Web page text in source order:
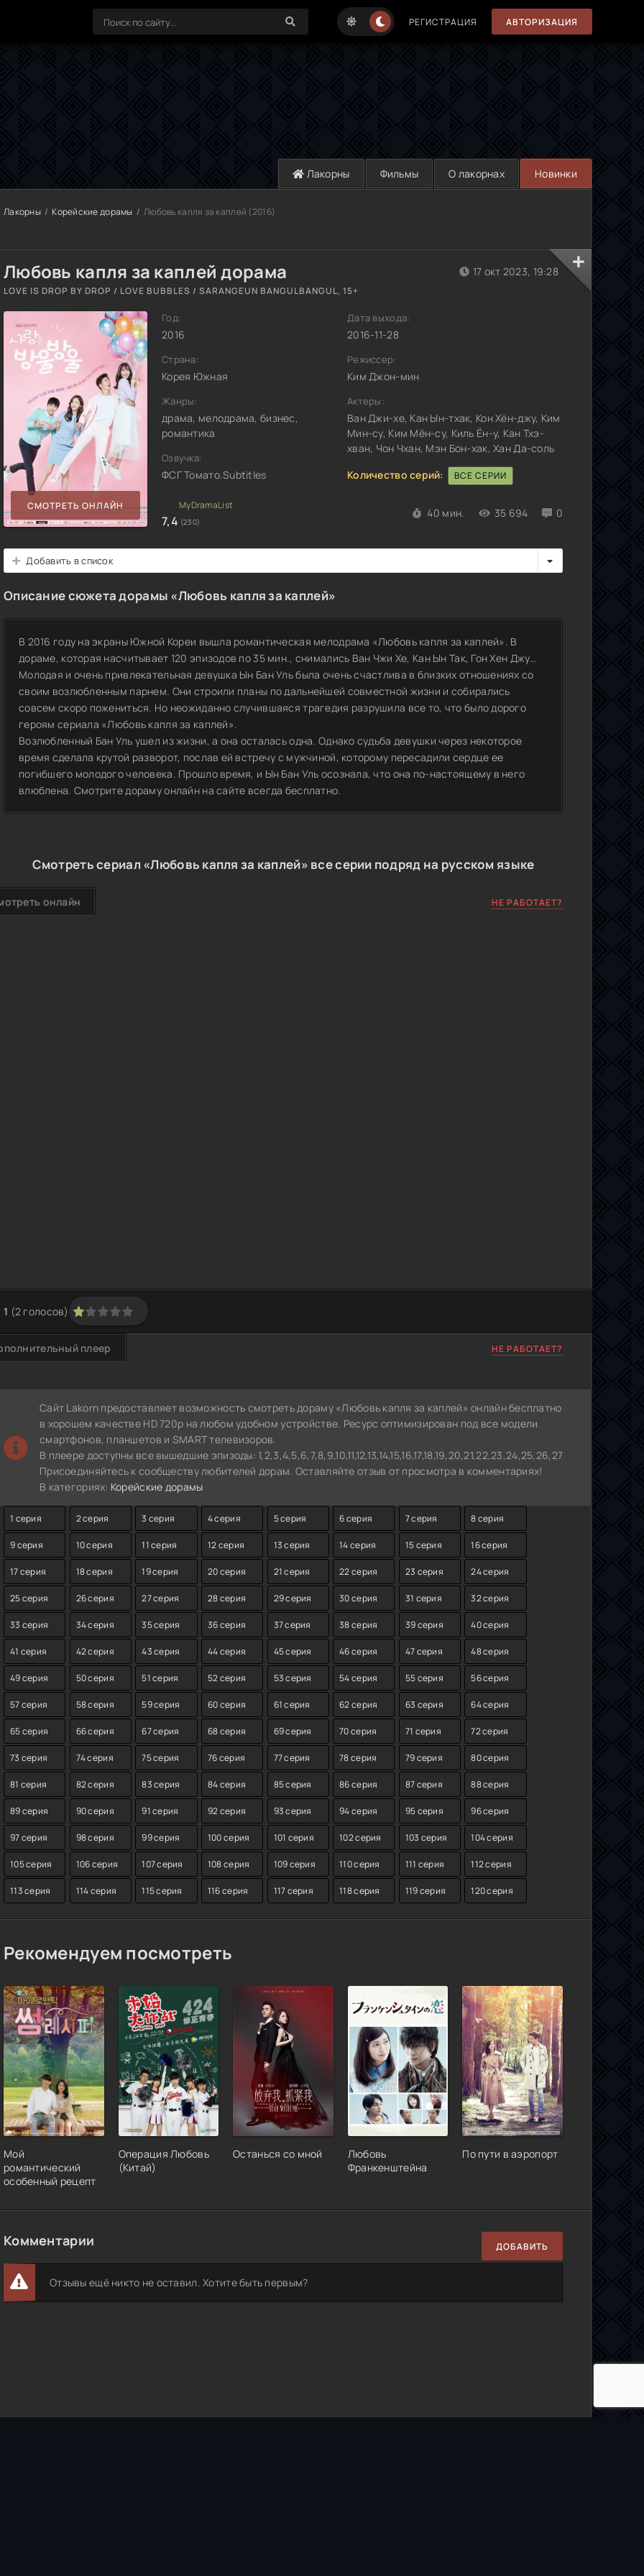
РЕГИСТРАЦИЯ АВТОРИЗАЦИЯ
Лакорны Фильмы О лакорнах Новинки
Лакорны Корейские дорамы Любовь капля за каплей (2016)
Любовь капля за каплей дорама
LOVE IS DROP BY DROP / LOVE BUBBLES / SARANGEUN BANGULBANGUL, 15+
СМОТРЕТЬ ОНЛАЙН
Год:
2016
Страна:
Корея Южная
Жанры:
драма, мелодрама, бизнес,
романтика
Озвучка:
ФСГ Томато.Subtitles
7,4 (230)
40 мин. 35 694 0
17 окт 2023, 19:28
Дата выхода:
2016-11-28
Режиссер:
Ким Джон-мин
Актеры:
Ван Джи-хе, Кан Ын-тхак, Кон Хён-джу, Ким
Мин-су, Ким Мён-су, Киль Ён-у, Кан Тхэ-
хван, Чон Чхан, Мэн Бон-хак, Хан Да-соль
Количество серий:
ВСЕ СЕРИИ
Добавить в список
Описание сюжета дорамы «Любовь капля за каплей»
В 2016 году на экраны Южной Кореи вышла романтическая мелодрама «Любовь капля за каплей». В
дораме, которая насчитывает 120 эпизодов по 35 мин., снимались Ван Чжи Хе, Кан Ын Так, Гон Хен Джу…
Молодая и очень привлекательная девушка Ын Бан Уль была очень счастлива в близких отношениях со
своим возлюбленным парнем. Они строили планы по дальнейшей совместной жизни и собирались
совсем скоро пожениться. Но неожиданно случившаяся трагедия разрушила все то, что было дорого
героям сериала «Любовь капля за каплей».
Возлюбленный Бан Уль ушел из жизни, а она осталась одна. Однако судьба девушки через некоторое
время сделала крутой разворот, послав ей встречу с мужчиной, которому пересадили сердце ее
погибшего молодого человека. Прошло время, и Ын Бан Уль осознала, что она по-настоящему в него
влюблена. Смотрите дораму онлайн на сайте всегда бесплатно.
Смотреть сериал «Любовь капля за каплей» все серии подряд на русском языке
онлайн НЕ РАБОТАЕТ?
1 (2 голосов)
1 2 3 4 5
плеер НЕ РАБОТАЕТ?
Сайт Lakorn предоставляет возможность смотреть дораму «Любовь капля за каплей» онлайн бесплатно
в хорошем качестве HD 720p на любом удобном устройстве. Ресурс оптимизирован под все модели
смартфонов, планшетов и SMART телевизоров.
В плеере доступны все вышедшие эпизоды:
Присоединяйтесь к сообществу любителей дорам. Оставляйте отзыв от просмотра в комментариях!
В категориях: Корейские дорамы
1 серия 2 серия 3 серия 4 серия 5 серия 6 серия 7 серия 8 серия
9 серия 10 серия 11 серия 12 серия 13 серия 14 серия 15 серия 16 серия
17 серия 18 серия 19 серия 20 серия 21 серия 22 серия 23 серия 24 серия
25 серия 26 серия 27 серия 28 серия 29 серия 30 серия 31 серия 32 серия
33 серия 34 серия 35 серия 36 серия 37 серия 38 серия 39 серия 40 серия
41 серия 42 серия 43 серия 44 серия 45 серия 46 серия 47 серия 48 серия
49 серия 50 серия 51 серия 52 серия 53 серия 54 серия 55 серия 56 серия
57 серия 58 серия 59 серия 60 серия 61 серия 62 серия 63 серия 64 серия
65 серия 66 серия 67 серия 68 серия 69 серия 70 серия 71 серия 72 серия
73 серия 74 серия 75 серия 76 серия 77 серия 78 серия 79 серия 80 серия
81 серия 82 серия 83 серия 84 серия 85 серия 86 серия 87 серия 88 серия
89 серия 90 серия 91 серия 92 серия 93 серия 94 серия 95 серия 96 серия
97 серия 98 серия 99 серия 100 серия 101 серия 102 серия 103 серия 104 серия
105 серия 106 серия 107 серия 108 серия 109 серия 110 серия 111 серия 112 серия
113 серия 114 серия 115 серия 116 серия 117 серия 118 серия 119 серия 120 серия
Рекомендуем посмотреть
Мой
романтический
особенный рецепт
Операция Любовь
(Китай)
Останься со мной
Любовь
Франкенштейна
По пути в аэропорт
Комментарии ДОБАВИТЬ
Отзывы ещё никто не оставил. Хотите быть первым?